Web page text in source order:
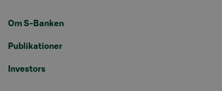
Om S-Banken
Publikationer
Investors